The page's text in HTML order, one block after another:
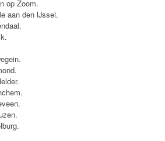
op Zoom.
aan den IJssel.